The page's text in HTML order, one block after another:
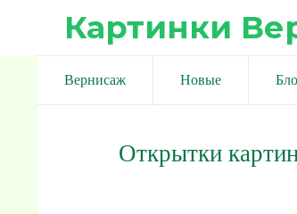
Картинки
Вернисаж Новые
Открытки